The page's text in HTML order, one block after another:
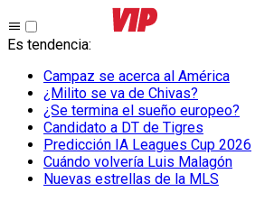
Es tendencia:
Campaz se acerca al América
¿Milito se va de Chivas?
¿Se termina el sueño europeo?
Candidato a DT de Tigres
Predicción IA Leagues Cup 2026
Cuándo volvería Luis Malagón
Nuevas estrellas de la MLS